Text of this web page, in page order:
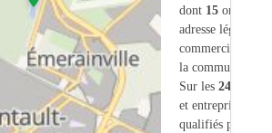
dont 15ont une
adresse légale ou
commerciale dans
la commune.
Sur les 240
et entreprises
qualifiés pour une